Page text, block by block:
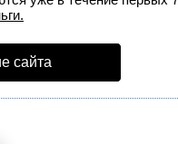
сайта